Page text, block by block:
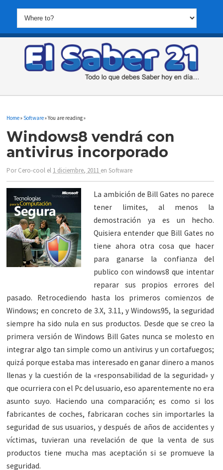
Home» Software» You are reading »
Windows8 vendrá con
antivirus incorporado
PorCero-cool el 1 diciembre, 2011 enSoftware
La ambición de Bill Gates no parece
tener limites, al menos la
demostración ya es un hecho.
Quisiera entender que Bill Gates no
tiene ahora otra cosa que hacer
para ganarse la confianza del
publico con windows8 que intentar
reparar sus propios errores del
pasado. Retrocediendo hasta los primeros comienzos de
Windows; en concreto de 3.X, 3.11, y Windows95, la seguridad
siempre ha sido nula en sus productos. Desde que se creo la
primera versión de Windows Bill Gates nunca se molesto en
integrar algo tan simple como un antivirus y un cortafuegos;
quizá porque estaba mas interesado en ganar dinero a manos
llenas y la cuestión de la «responsabilidad de la seguridad» y
que ocurriera con el Pc del usuario, eso aparentemente no era
asunto suyo. Haciendo una comparación; es como si los
fabricantes de coches, fabricaran coches sin importarles la
seguridad de sus usuarios, y después de años de accidentes y
víctimas, tuvieran una revelación de que la venta de sus
productos tiene mucha mas aceptación si se promueve la
seguridad.